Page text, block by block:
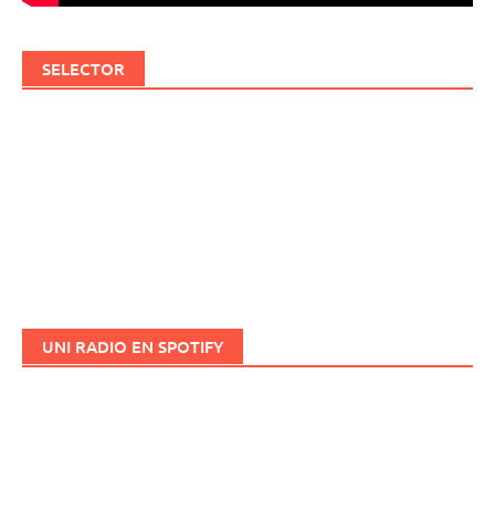
SELECTOR
UNI RADIO EN SPOTIFY